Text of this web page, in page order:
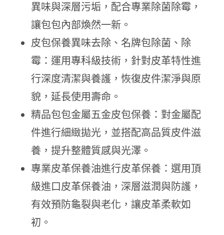
異味與深層污垢，配合專業除菌除霉，
讓包包內部煥然一新。
皮包保養異味去除、名牌包除菌、除
霉：運用專科級技術，針對皮革特性進
行深度清潔與養護，恢復皮件潔淨與原
貌，延長使用壽命。
精品包包金屬五金皮包保養：對金屬配
件進行細緻拋光，並搭配高品質皮件滋
養，提升整體質感與光澤。
專業皮革保養油進行皮革保養：選用頂
級進口皮革保養油，深層滋潤與防護，
有效預防龜裂與老化，讓皮革柔軟如
初。